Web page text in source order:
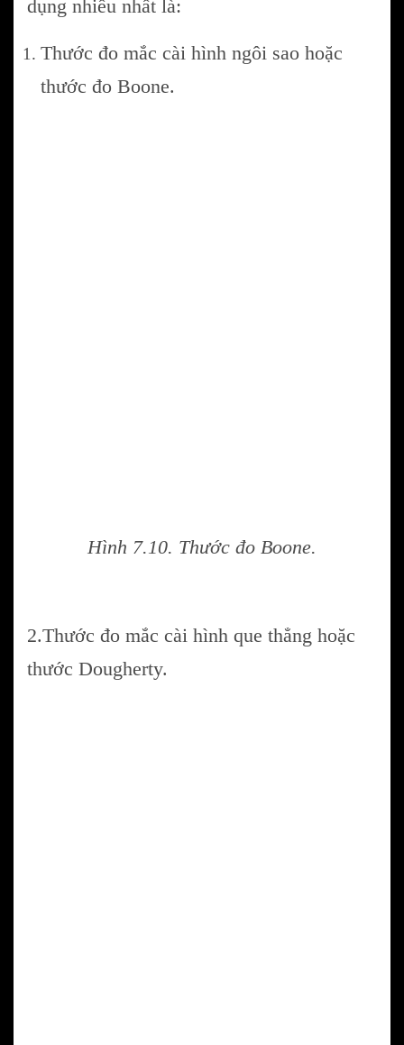
dụng nhiều nhất là:
Thước đo mắc cài hình ngôi sao hoặc
thước đo Boone.
Hình 7.10. Thước đo Boone.
2.Thước đo mắc cài hình que thẳng hoặc
thước Dougherty.